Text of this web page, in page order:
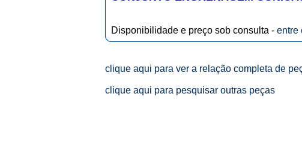
Disponibilidade e preço sob consulta - entre
clique aqui para ver a relação completa de
clique aqui para pesquisar outras peças